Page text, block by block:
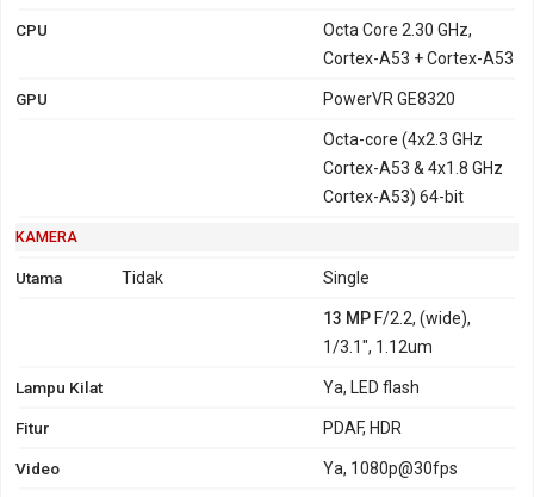
CPU
Octa Core 2.30 GHz,
Cortex-A53 + Cortex-A53
GPU PowerVR GE8320
Octa-core (4x2.3 GHz
Cortex-A53 & 4x1.8 GHz
Cortex-A53) 64-bit
KAMERA
Utama Tidak Single
13 MPF/2.2, (wide),
1/3.1", 1.12um
Lampu Kilat Ya, LED flash
Fitur PDAF, HDR
Video Ya, 1080p@30fps